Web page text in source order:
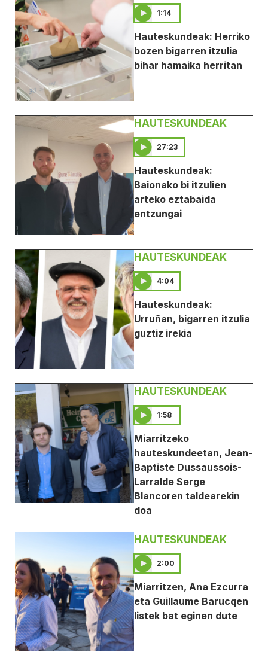
1:14
Hauteskundeak: Herriko
bozen bigarren itzulia
bihar hamaika herritan
HAUTESKUNDEAK
27:23
Hauteskundeak:
Baionako bi itzulien
arteko eztabaida
entzungai
HAUTESKUNDEAK
4:04
Hauteskundeak:
Urruñan, bigarren itzulia
guztiz irekia
HAUTESKUNDEAK
1:58
Miarritzeko
hauteskundeetan, Jean-
Baptiste Dussaussois-
Larralde Serge
Blancoren taldearekin
doa
HAUTESKUNDEAK
2:00
Miarritzen, Ana Ezcurra
eta Guillaume Barucqen
listek bat eginen dute